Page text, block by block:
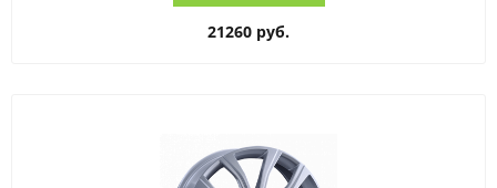
21260 руб.